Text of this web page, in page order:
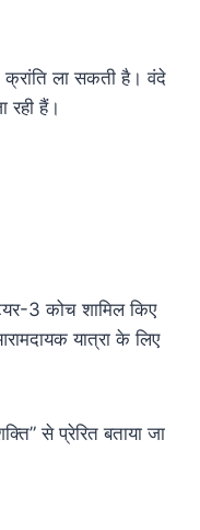
ला सकती है। वंदे
रही हैं।
3 कोच शामिल किए
यात्रा के लिए
से प्रेरित बताया जा